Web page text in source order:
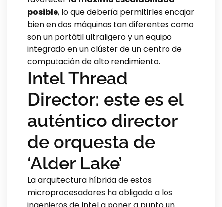
posible, lo que debería permitirles encajar
bien en dos máquinas tan diferentes como
son un portátil ultraligero y un equipo
integrado en un clúster de un centro de
computación de alto rendimiento.
Intel Thread
Director: este es el
auténtico director
de orquesta de
‘Alder Lake’
La arquitectura híbrida de estos
microprocesadores ha obligado a los
ingenieros de Intel a poner a punto un